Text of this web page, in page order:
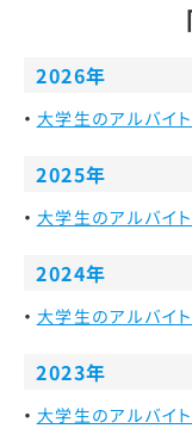
2026年
大学生のアルバイ
2025年
大学生のアルバイ
2024年
大学生のアルバイ
2023年
大学生のアルバイ